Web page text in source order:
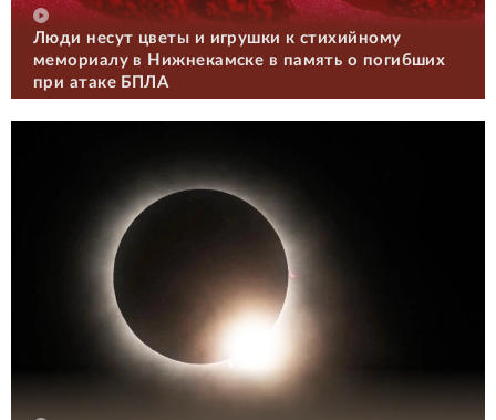
Люди несут цветы и игрушки к стихийному
мемориалу в Нижнекамске в память о погибших
при атаке БПЛА